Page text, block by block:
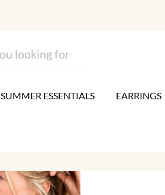
SUMMER ESSENTIALS EARRINGS